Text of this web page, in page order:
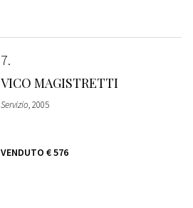
7
VICO MAGISTRETTI
Servizio, 2005
VENDUTO € 576